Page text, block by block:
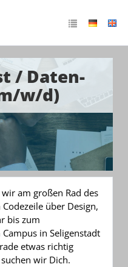
/ Daten-
w/d)
am großen Rad des
über Design,
bis zum
in Seligenstadt
etwas richtig
wir Dich.